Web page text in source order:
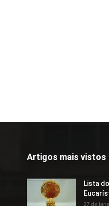
Artigos mais vistos
Lista
27 de